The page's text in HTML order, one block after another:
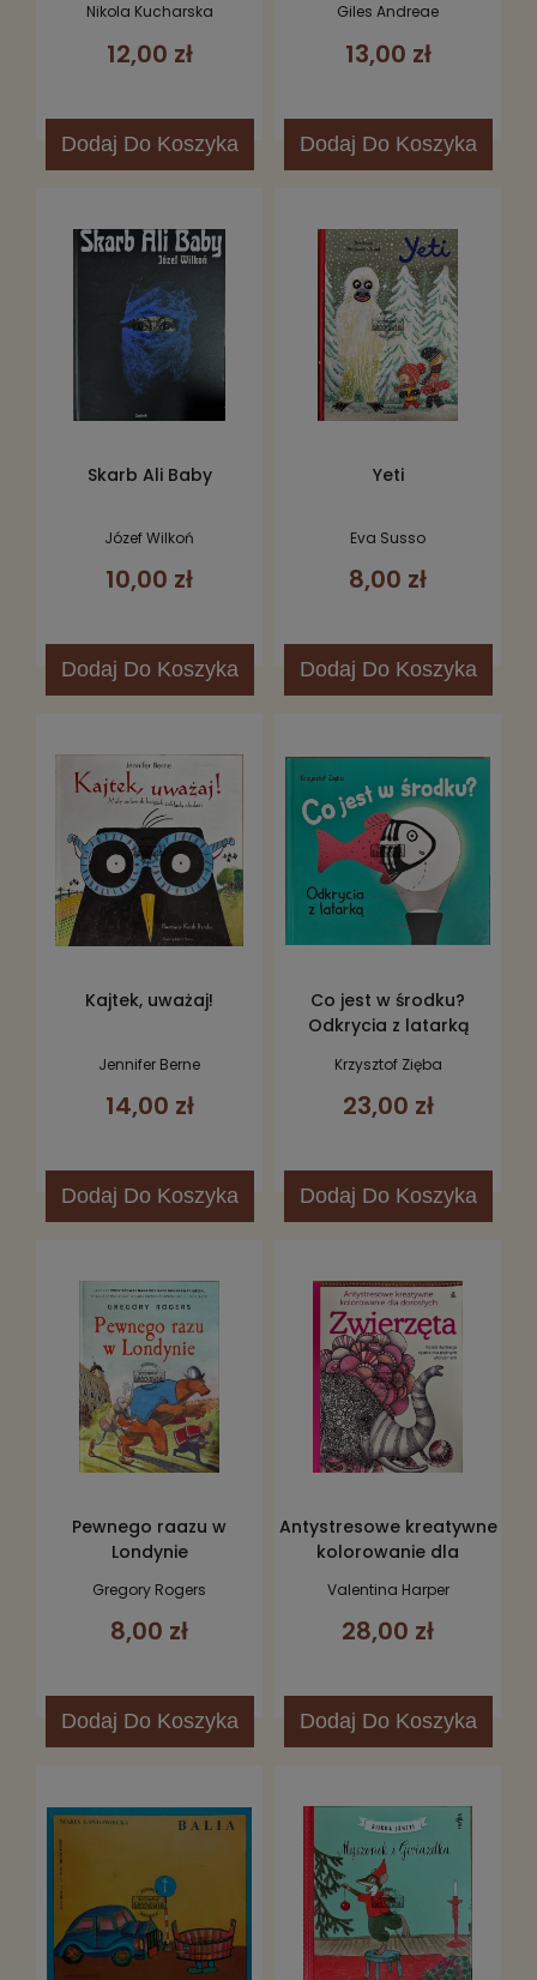
Nikola Kucharska
12,00 zł
Dodaj Do Koszyka
Giles Andreae
13,00 zł
Dodaj Do Koszyka
Skarb Ali Baby
Józef Wilkoń
10,00 zł
Dodaj Do Koszyka
Yeti
Eva Susso
8,00 zł
Dodaj Do Koszyka
Kajtek, uważaj!
Jennifer Berne
14,00 zł
Dodaj Do Koszyka
Co jest w środku?
Odkrycia z latarką
Krzysztof Zięba
23,00 zł
Dodaj Do Koszyka
Pewnego raazu w
Londynie
Gregory Rogers
8,00 zł
Dodaj Do Koszyka
Antystresowe kreatywne
kolorowanie dla
Valentina Harper
28,00 zł
Dodaj Do Koszyka